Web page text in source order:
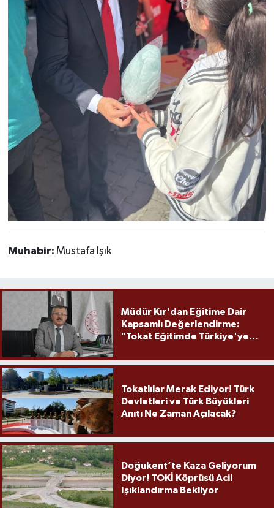
Muhabir: Mustafa Işık
Müdür Kır'dan Eğitime Dair
Kapsamlı Değerlendirme:
"Tokat Eğitimde Türkiye'ye
Tokatlılar Merak Ediyor! Türk
Devletleri ve Türk Büyükleri
Anıtı Ne Zaman Açılacak?
Doğukent’te Kaza Geliyorum
Diyor! TOKİ Köprüsü Acil
Işıklandırma Bekliyor